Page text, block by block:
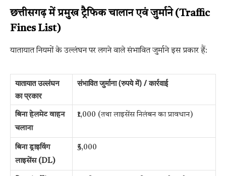
छत्तीसगढ़ में प्रमुख ट्रैफिक चालान एवं जुर्माने (Traffic
Fines List)
यातायात नियमों के उल्लंघन पर लगने वाले संभावित जुर्माने इस प्रकार हैं:
यातायात उल्लंघन
का प्रकार
संभावित जुर्माना (रुपये में) / कार्रवाई
बिना हेलमेट वाहन
चलाना
₹1,000 (तथा लाइसेंस निलंबन का प्रावधान)
बिना ड्राइविंग
लाइसेंस (DL)
₹5,000